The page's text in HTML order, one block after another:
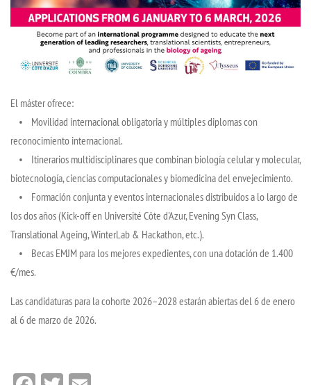
El máster ofrece:
• Movilidad internacional obligatoria y múltiples diplomas con
reconocimiento internacional.
• Itinerarios multidisciplinares que combinan biología celular y molecular,
biotecnología, ciencias computacionales y biomedicina del envejecimiento.
• Formación conjunta y eventos internacionales distribuidos a lo largo de
los dos años (Kick-off en Université Côte d'Azur, Evening Syn Class,
Translational Ageing, WinterLab & Hackathon, etc.).
• Becas EMJM para los mejores expedientes, con una dotación de 1.400
€/mes.
Las candidaturas para la cohorte 2026–2028 estarán abiertas del 6 de enero
al 6 de marzo de 2026.